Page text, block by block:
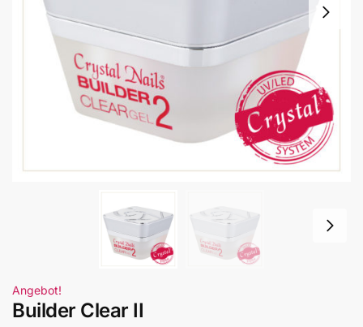
Angebot!
Builder Clear II